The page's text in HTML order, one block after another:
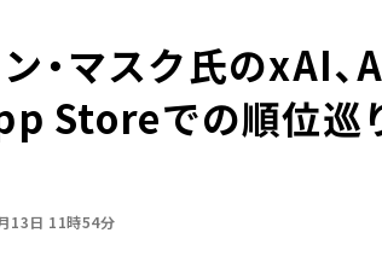
・マスク氏のxAI
Storeでの順位巡
13日 11時54分